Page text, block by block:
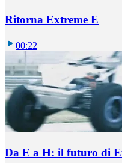
Ritorna Extreme E
00:22
Da E a H: il futuro di